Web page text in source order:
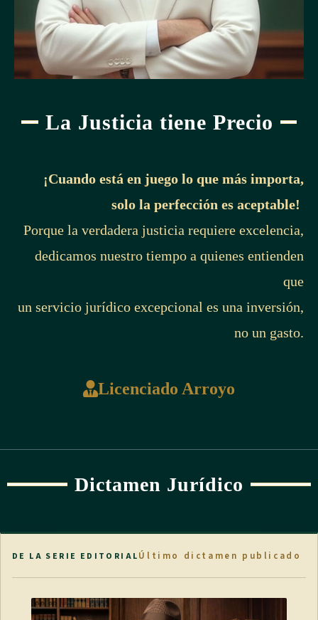
La Justicia tiene Precio
¡Cuando está en juego lo que más importa,
solo la perfección es aceptable!
Porque la verdadera justicia requiere excelencia,
dedicamos nuestro tiempo a quienes entienden
que
un servicio jurídico excepcional es una inversión,
no un gasto.
Licenciado Arroyo
Dictamen Jurídico
DE LA SERIE EDITORIALÚltimo dictamen publicado